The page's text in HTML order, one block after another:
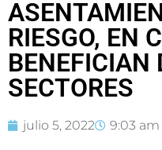
RIESGO, EN
BENEFICIAN
SECTORES
julio 5, 2022 9:03 am